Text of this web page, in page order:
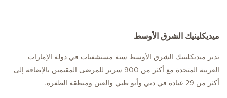
ميديكلينيك الشرق الأوسط
تدير ميديكلينيك الشرق الأوسط ستة مستشفيات في دولة الإمارات
العربية المتحدة مع أكثر من 900 سرير للمرضى المقيمين بالإضافة إلى
أكثر من 29 عيادة في دبي وأبو ظبي والعين ومنطقة الظفرة.